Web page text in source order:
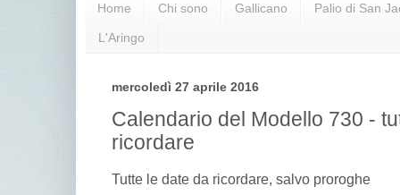
Home Chi sono Gallicano Palio di San
L'Aringo
mercoledì 27 aprile 2016
Calendario del Modello 730 -
ricordare
Tutte le date da ricordare, salvo proroghe